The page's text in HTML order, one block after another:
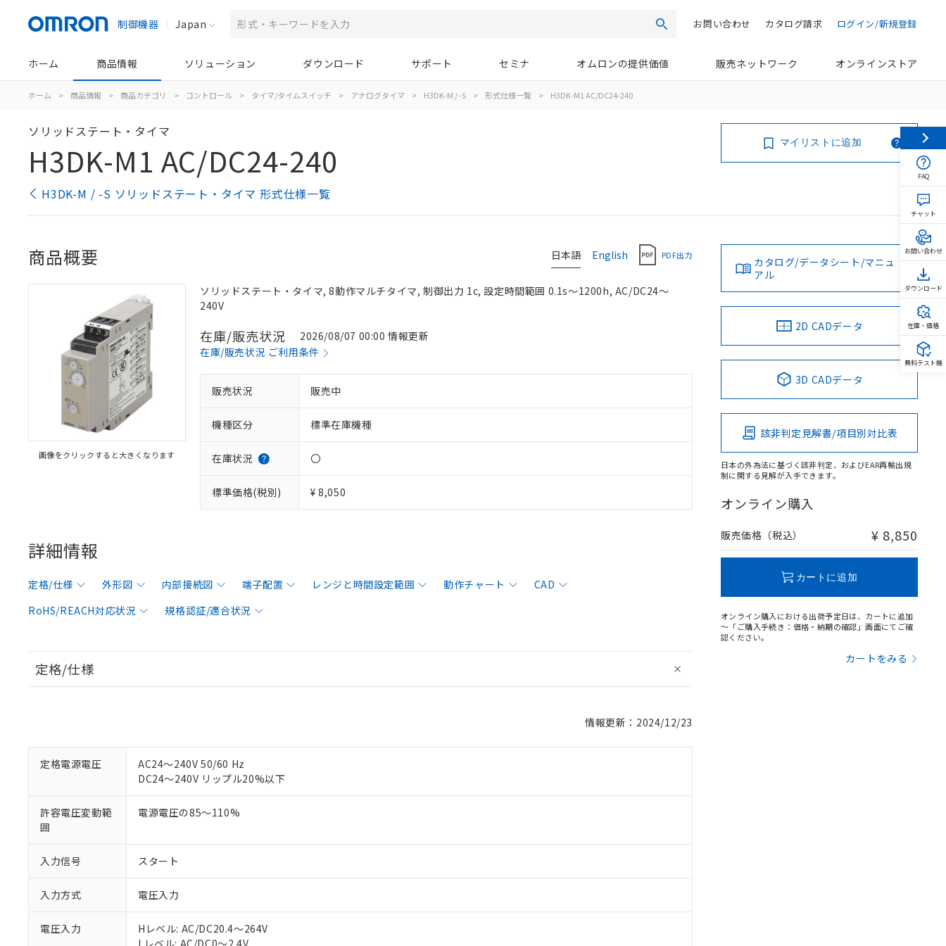
制御機器 Japan 検索 ログイン/新規登録
カタログ請求
お問い合わせ
ホーム 商品情報 ソリューション ダウンロード サポート セミナ オムロンの提供価値 販売ネットワーク オンラインストア
ホーム > 商品情報 > 商品カテゴリ > コントロール > タイマ/タイムスイッチ > アナログタイマ > H3DK-M / -S > 形式仕様一覧 > H3DK-M1 AC/DC24-240
ソリッドステート・タイマ
H3DK-M1 AC/DC24-240
H3DK-M / -S ソリッドステート・タイマ 形式仕様一覧
マイリストに追加
日本語 English PDF出力
商品概要
画像をクリックすると大きくなります
ソリッドステート・タイマ, 8動作マルチタイマ, 制御出力 1c, 設定時間範囲 0.1s～1200h, AC/DC24～
240V
在庫/販売状況
2026/08/07 00:00 情報更新
在庫/販売状況 ご利用条件
販売状況 販売中
機種区分 標準在庫機種
在庫状況 〇
標準価格(税別) ¥ 8,050
詳細情報
定格/仕様 外形図 内部接続図 端子配置 レンジと時間設定範囲 動作チャート
CAD
RoHS/REACH対応状況
規格認証/適合状況
定格/仕様
情報更新：2024/12/23
定格電源電圧
AC24～240V 50/60 Hz
DC24～240V リップル20%以下
許容電圧変動範
囲
電源電圧の85～110%
入力信号 スタート
入力方式 電圧入力
電圧入力
Hレベル: AC/DC20.4～264V
Lレベル: AC/DC0～2.4V
カタログ/データシート/マニュ
アル
2D CADデータ
3D CADデータ
該非判定見解書/項目別対比表
日本の外為法に基づく該非判定、およびEAR再輸出規
制に関する見解が入手できます。
オンライン購入
販売価格（税込） ¥ 8,850
カートに追加
オンライン購入における出荷予定日は、カートに追加
～「ご購入手続き：価格・納期の確認」画面にてご確
認ください。
カートをみる
FAQ
チャット
お問い合わせ
ダウンロード
在庫・価格
無料テスト機